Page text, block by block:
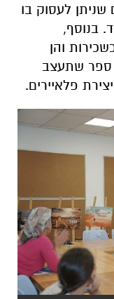
לעסוק בו
בנוסף,
והן
ספר שתעצב
פלאיירים.